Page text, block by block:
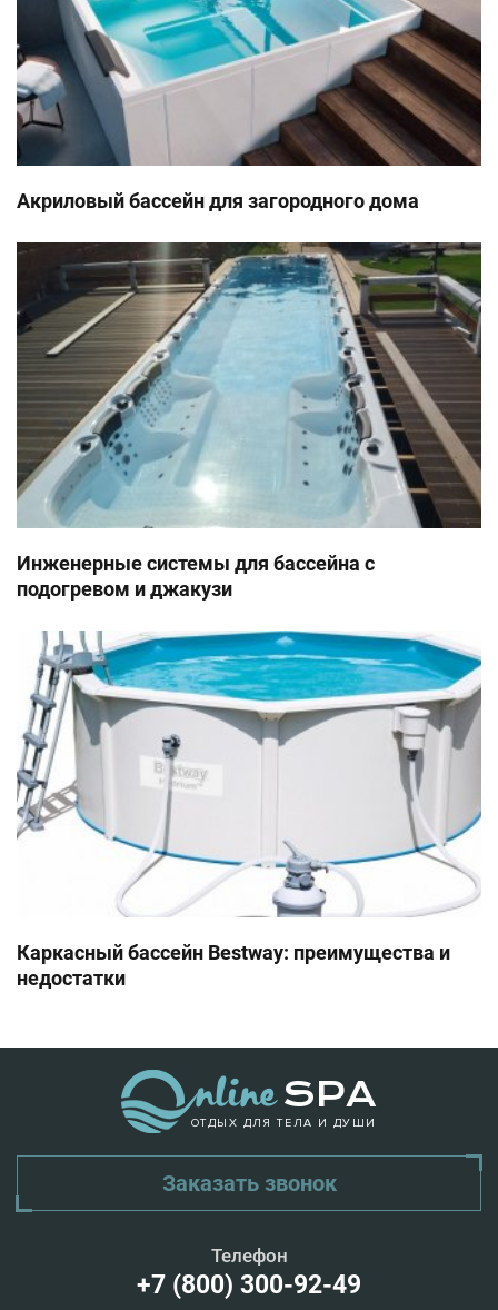
Акриловый бассейн для загородного дома
Инженерные системы для бассейна с
подогревом и джакузи
Каркасный бассейн Bestway: преимущества и
недостатки
ОТДЫХ ДЛЯ ТЕЛА И ДУШИ
Заказать звонок
Телефон
+7 (800) 300-92-49